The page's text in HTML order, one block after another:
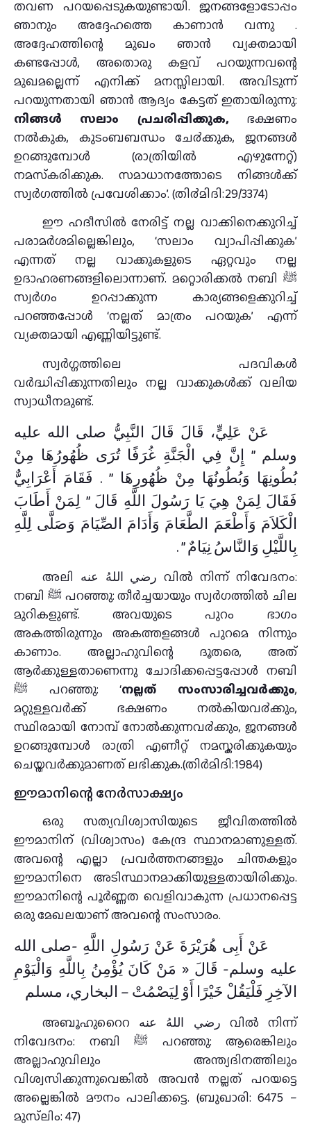
തവണ പറയപ്പെടുകയുണ്ടായി. ജനങ്ങളോടോപ്പം
ഞാനും അദ്ദേഹത്തെ കാണാൻ വന്നു .
അദ്ദേഹത്തിന്റെ മുഖം ഞാന്‍ വ്യക്തമായി
കണ്ടപ്പോള്‍, അതൊരു കളവ് പറയുന്നവന്റെ
മുഖമല്ലെന്ന് എനിക്ക് മനസ്സിലായി. അവിടുന്ന്
പറയുന്നതായി ഞാന്‍ ആദ്യം കേട്ടത് ഇതായിരുന്നു:
നിങ്ങള്‍ സലാം പ്രചരിപ്പിക്കുക,ഭക്ഷണം
നല്‍കുക, കുടംബബന്ധം ചേ൪ക്കുക, ജനങ്ങള്‍
ഉറങ്ങുമ്പോള്‍ (രാത്രിയില്‍ എഴുന്നേറ്റ്)
നമസ്‌കരിക്കുക. സമാധാനത്തോടെ നിങ്ങള്‍ക്ക്
സ്വര്‍ഗത്തില്‍ പ്രവേശിക്കാം’. (തി൪മിദി:29/3374)
ഈ ഹദീസിൽ നേരിട്ട് നല്ല വാക്കിനെക്കുറിച്ച്
പരാമർശമില്ലെങ്കിലും, ‘സലാം വ്യാപിപ്പിക്കുക’
എന്നത് നല്ല വാക്കുകളുടെ ഏറ്റവും നല്ല
ഉദാഹരണങ്ങളിലൊന്നാണ്. മറ്റൊരിക്കൽ നബി ﷺ
സ്വർഗം ഉറപ്പാക്കുന്ന കാര്യങ്ങളെക്കുറിച്ച്
പറഞ്ഞപ്പോൾ ‘നല്ലത് മാത്രം പറയുക’ എന്ന്
വ്യക്തമായി എണ്ണിയിട്ടുണ്ട്.
സ്വർഗ്ഗത്തിലെ പദവികൾ
വർദ്ധിപ്പിക്കുന്നതിലും നല്ല വാക്കുകൾക്ക് വലിയ
സ്വാധീനമുണ്ട്.
عَنْ عَلِيٍّ، قَالَ قَالَ النَّبِيُّ صلى الله عليه
وسلم ‏”‏ إِنَّ فِي الْجَنَّةِ غُرَفًا تُرَى ظُهُورُهَا مِنْ
بُطُونِهَا وَبُطُونُهَا مِنْ ظُهُورِهَا ‏”‏ ‏.‏ فَقَامَ أَعْرَابِيٌّ
فَقَالَ لِمَنْ هِيَ يَا رَسُولَ اللَّهِ قَالَ ‏”‏ لِمَنْ أَطَابَ
الْكَلاَمَ وَأَطْعَمَ الطَّعَامَ وَأَدَامَ الصِّيَامَ وَصَلَّى لِلَّهِ
بِاللَّيْلِ وَالنَّاسُ نِيَامٌ ‏”‏ ‏.
അലി رضي اللهُ عنه വിൽ നിന്ന് നിവേദനം:
നബി ﷺ പറഞ്ഞു: തീര്‍ച്ചയായും സ്വര്‍ഗത്തില്‍ ചില
മുറികളുണ്ട്. അവയുടെ പുറം ഭാഗം
അകത്തിരുന്നും അകത്തളങ്ങള്‍ പുറമെ നിന്നും
കാണാം. അല്ലാഹുവിന്റെ ദൂതരെ, അത്
ആര്‍ക്കുള്ളതാണെന്നു ചോദിക്കപ്പെട്ടപ്പോള്‍ നബി
ﷺ പറഞ്ഞു: ‘നല്ലത് സംസാരിച്ചവര്‍ക്കും,
മറ്റുള്ളവര്‍ക്ക് ഭക്ഷണം നല്‍കിയവ൪ക്കും,
സ്ഥിരമായി നോമ്പ്‌ നോല്‍ക്കുന്നവ൪ക്കും, ജനങ്ങള്‍
ഉറങ്ങുമ്പോള്‍ രാത്രി എണീറ്റ്‌ നമസ്കരിക്കുകയും
ചെയ്തവര്‍ക്കുമാണത് ലഭിക്കുക.(തിര്‍മിദി:1984)
ഈമാനിന്റെ നേർസാക്ഷ്യം
ഒരു സത്യവിശ്വാസിയുടെ ജീവിതത്തിൽ
ഈമാനിന് (വിശ്വാസം) കേന്ദ്ര സ്ഥാനമാണുള്ളത്.
അവന്റെ എല്ലാ പ്രവർത്തനങ്ങളും ചിന്തകളും
ഈമാനിനെ അടിസ്ഥാനമാക്കിയുള്ളതായിരിക്കും.
ഈമാനിന്റെ പൂർണ്ണത വെളിവാകുന്ന പ്രധാനപ്പെട്ട
ഒരു മേഖലയാണ് അവന്റെ സംസാരം.
عَنْ أَبِى هُرَيْرَةَ عَنْ رَسُولِ اللَّهِ -صلى الله
عليه وسلم- قَالَ « مَنْ كَانَ يُؤْمِنُ بِاللَّهِ وَالْيَوْمِ
الآخِرِ فَلْيَقُلْ خَيْرًا أَوْ لِيَصْمُتْ – البخاري، مسلم
അബൂഹുറൈറ رضي اللهُ عنه വിൽ നിന്ന്
നിവേദനം: നബി ﷺ പറഞ്ഞു: ആരെങ്കിലും
അല്ലാഹുവിലും അന്ത്യദിനത്തിലും
വിശ്വസിക്കുന്നുവെങ്കില്‍ അവന്‍ നല്ലത് പറയട്ടെ
അല്ലെങ്കില്‍ മൗനം പാലിക്കട്ടെ. (ബുഖാരി: 6475 –
മുസ്‌ലിം: 47)